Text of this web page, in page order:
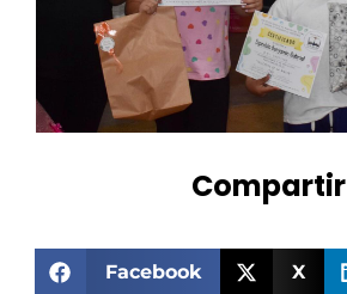
Compartir
Facebook X